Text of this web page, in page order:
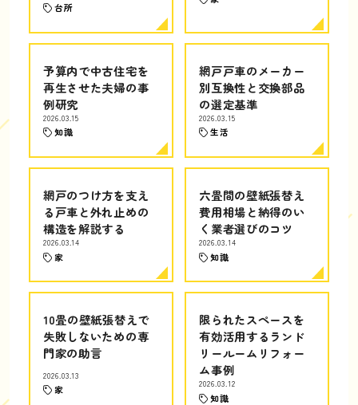
台所
予算内で中古住宅を
再生させた夫婦の事
例研究
2026.03.15
知識
網戸戸車のメーカー
別互換性と交換部品
の選定基準
2026.03.15
生活
網戸のつけ方を支え
る戸車と外れ止めの
構造を解説する
2026.03.14
家
六畳間の壁紙張替え
費用相場と納得のい
く業者選びのコツ
2026.03.14
知識
10畳の壁紙張替えで
失敗しないための専
門家の助言
2026.03.13
家
限られたスペースを
有効活用するランド
リールームリフォー
ム事例
2026.03.12
知識